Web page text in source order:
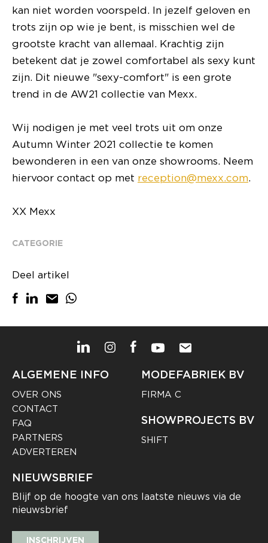
kan niet worden voorspeld. In jezelf geloven en
trots zijn op wie je bent, is misschien wel de
grootste kracht van allemaal. Krachtig zijn
betekent dat je zowel comfortabel als sexy kunt
zijn. Dit nieuwe "sexy-comfort" is een grote
trend in de AW21 collectie van Mexx.
Wij nodigen je met veel trots uit om onze
Autumn Winter 2021 collectie te komen
bewonderen in een van onze showrooms. Neem
hiervoor contact op met reception@mexx.com.
XX Mexx
CATEGORIE
Deel artikel
ALGEMENE INFO
OVER ONS
CONTACT
FAQ
PARTNERS
ADVERTEREN
MODEFABRIEK BV
FIRMA C
SHOWPROJECTS BV
SHIFT
NIEUWSBRIEF
Blijf op de hoogte van ons laatste nieuws via de
nieuwsbrief
INSCHRIJVEN